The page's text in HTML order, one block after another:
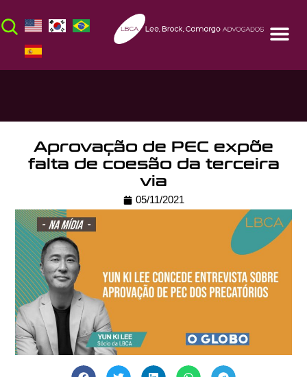
Aprovação de PEC expõe
falta de coesão da terceira
via
05/11/2021